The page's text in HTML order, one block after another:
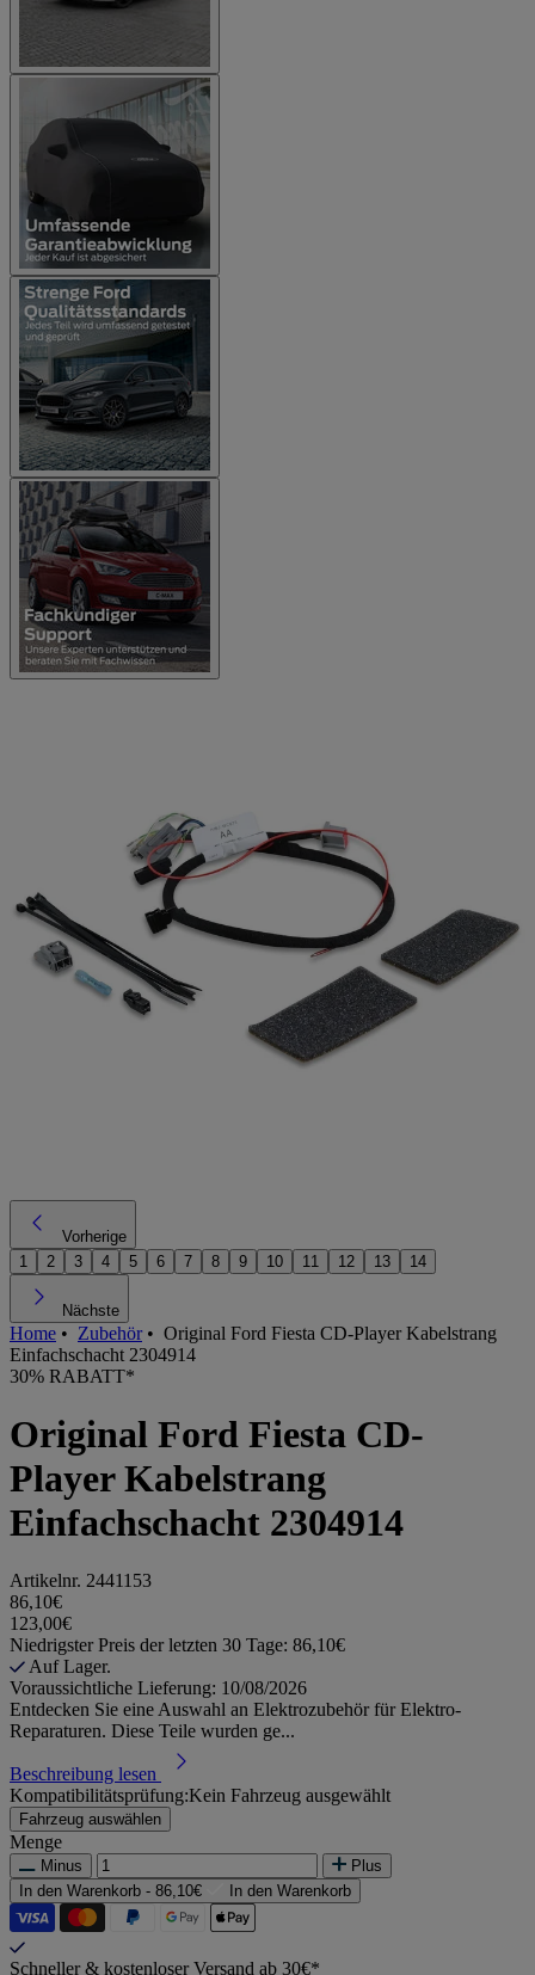
Vorherige
1
2 3 4 5 6 7 8 9 10 11 12 13 14
Nächste
Home • Zubehör• Original Ford Fiesta CD-Player Kabelstrang
Einfachschacht 2304914
30% RABATT*
Original Ford Fiesta CD-
Player Kabelstrang
Einfachschacht 2304914
Artikelnr. 2441153
86,10€
123,00€
Niedrigster Preis der letzten 30 Tage: 86,10€
Auf Lager.
Voraussichtliche Lieferung: 10/08/2026
Entdecken Sie eine Auswahl an Elektrozubehör für Elektro-
Reparaturen. Diese Teile wurden ge...
Beschreibung lesen
Kompatibilitätsprüfung:Kein Fahrzeug ausgewählt
Fahrzeug auswählen
Menge
Minus
Plus
In den Warenkorb - 86,10€ In den Warenkorb
Schneller & kostenloser Versand ab 30€*